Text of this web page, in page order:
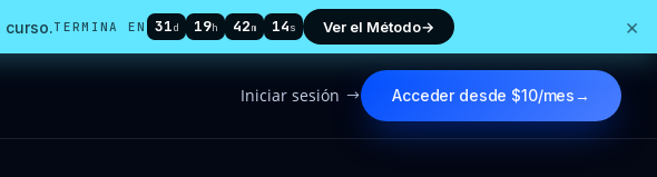
curso.TERMINA EN 31d 19h 42m 13s Ver el Método→ ×
$
Iniciar sesión Acceder desde $10/mes→